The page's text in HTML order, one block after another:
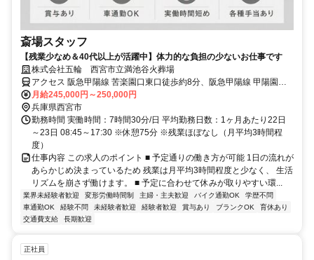
斎場スタッフ
【残業少なめ＆40代以上が活躍中】体力的な負担の少ないお仕事です
株式会社五輪 西宮市立満池谷火葬場
アクセス 阪急甲陽線 苦楽園口東口徒歩約8分、阪急甲陽線 甲陽園徒
歩約15分、阪急神戸本線 夙川北口徒歩約19分
月給245,000円～250,000円
兵庫県西宮市
勤務時間 実働時間：7時間30分/日 平均勤務日数：1ヶ月あたり22日
～23日 08:45～17:30 ※休憩75分 ※残業ほぼなし（月平均3時間程
度）
仕事内容 この求人のポイント ■ 予定通りの働き方が可能 1日の流れが
あらかじめ決まっているため 残業は月平均3時間程度と少なく、 生活
リズムを崩さず働けます。 ■ 予定に合わせて休みが取りやすい環...
業界未経験者歓迎 変形労働時間制 主婦・主夫歓迎 バイク通勤OK
学歴不問
車通勤OK
経験不問 未経験者歓迎 経験者歓迎 賞与あり ブランクOK
育休あり
交通費支給
長期歓迎
正社員